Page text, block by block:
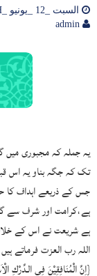
السبت _12 _يونيو _2021AH
یہ جملہ کہ مجبوری میں
تک کہ جگہ بناو یہ اس
جس کے ذریعے اہداف کا
ہے،کرامت اور شرف سے
ہے شریعت نے اس کے
اللہ رب العزت فرماتے
{اِنَّ الْمُنَافِقِيْنَ فِى الـدَّرْكِ